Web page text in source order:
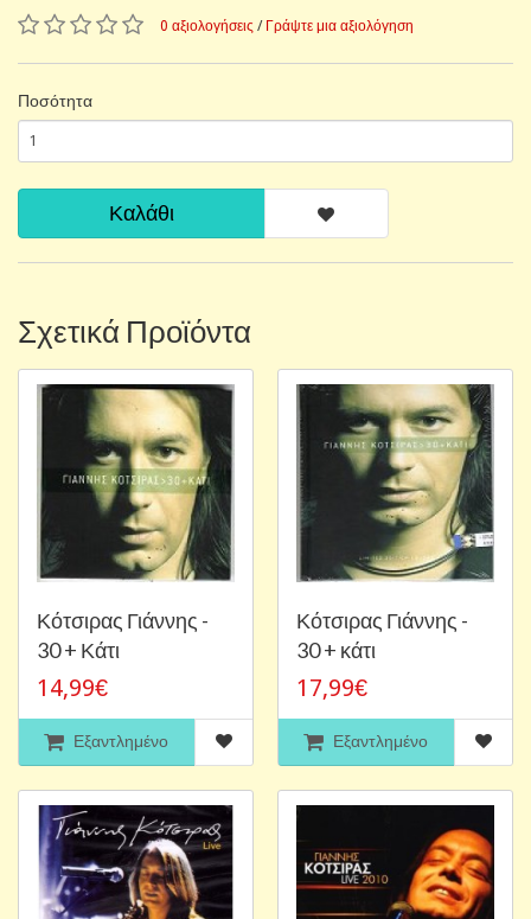
0 αξιολογήσεις / Γράψτε μια αξιολόγηση
Ποσότητα
Καλάθι
Σχετικά Προϊόντα
Κότσιρας Γιάννης -
30 + Κάτι
14,99€
Εξαντλημένο
Κότσιρας Γιάννης -
30 + κάτι
17,99€
Εξαντλημένο